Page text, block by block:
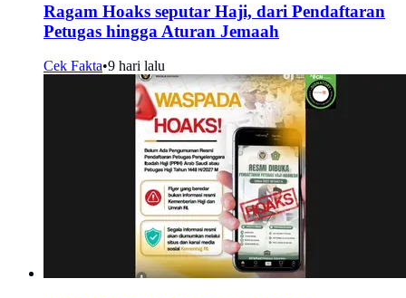
Ragam Hoaks seputar Haji, dari Pendaftaran
Petugas hingga Aturan Jemaah
Cek Fakta•9 hari lalu